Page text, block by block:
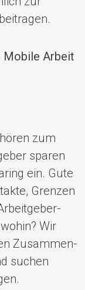
Mobile Arbeit
zum
sparen
ein. Gute
Grenzen
Wir
Zusammen­
suchen